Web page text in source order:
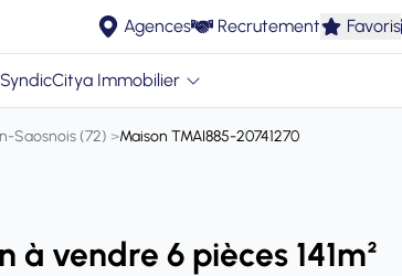
SyndicCitya Immobilier
Agences Recrutement Favoris
Saosnois (72) >Maison TMAI885-20741270
à vendre 6 pièces 141m²